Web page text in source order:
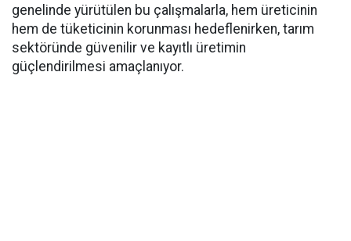
genelinde yürütülen bu çalışmalarla, hem üreticinin
hem de tüketicinin korunması hedeflenirken, tarım
sektöründe güvenilir ve kayıtlı üretimin
güçlendirilmesi amaçlanıyor.